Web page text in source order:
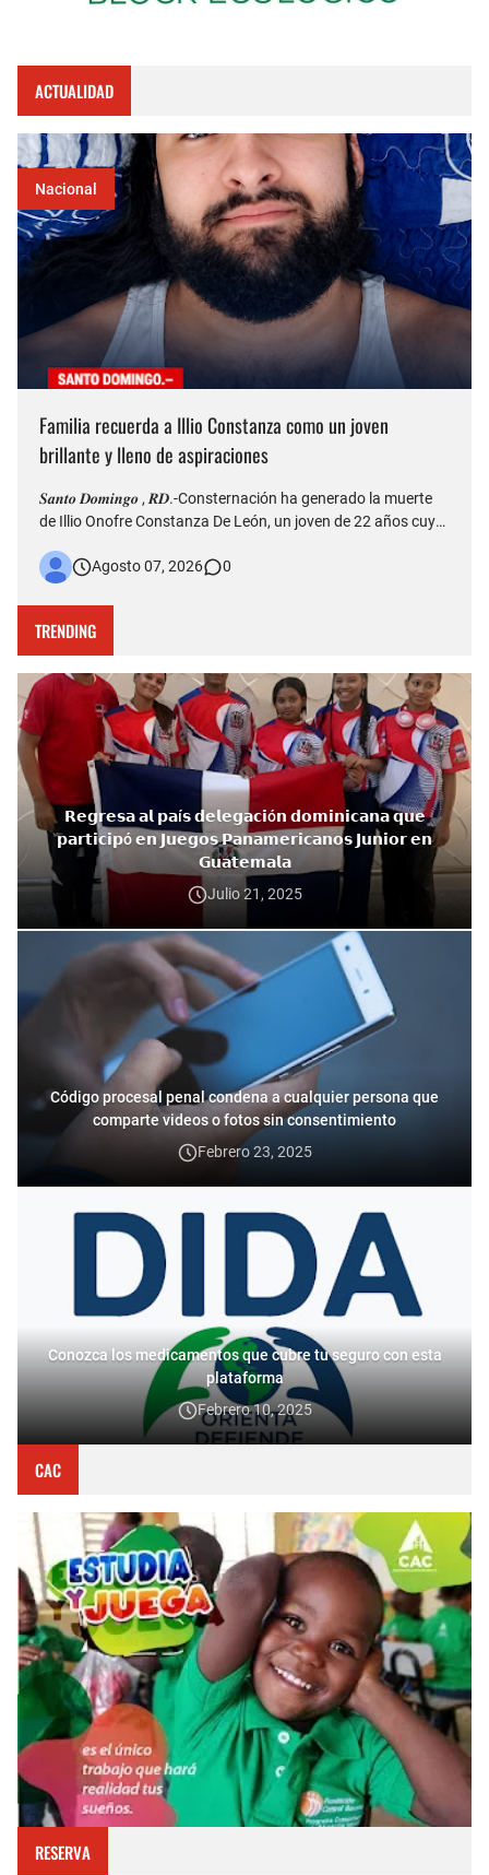
ACTUALIDAD
Nacional
Familia recuerda a Illio Constanza como un joven
brillante y lleno de aspiraciones
𝑺𝒂𝒏𝒕𝒐 𝑫𝒐𝒎𝒊𝒏𝒈𝒐 , 𝑹𝑫.-Consternación ha generado la muerte
de Illio Onofre Constanza De León, un joven de 22 años cuyo
quedó captado en videos que posteriormente fueron
Agosto 07, 2026 0
TRENDING
𝗥𝗲𝗴𝗿𝗲𝘀𝗮 𝗮𝗹 𝗽𝗮í𝘀 𝗱𝗲𝗹𝗲𝗴𝗮𝗰𝗶ó𝗻 𝗱𝗼𝗺𝗶𝗻𝗶𝗰𝗮𝗻𝗮 𝗾𝘂𝗲
𝗽𝗮𝗿𝘁𝗶𝗰𝗶𝗽ó 𝗲𝗻 𝗝𝘂𝗲𝗴𝗼𝘀 𝗣𝗮𝗻𝗮𝗺𝗲𝗿𝗶𝗰𝗮𝗻𝗼𝘀 𝗝𝘂𝗻𝗶𝗼𝗿 𝗲𝗻
𝗚𝘂𝗮𝘁𝗲𝗺𝗮𝗹𝗮
Julio 21, 2025
Código procesal penal condena a cualquier persona que
comparte videos o fotos sin consentimiento
Febrero 23, 2025
Conozca los medicamentos que cubre tu seguro con esta
plataforma
Febrero 10, 2025
CAC
RESERVA